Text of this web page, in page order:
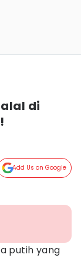
di
Add Us on Google
putih yang